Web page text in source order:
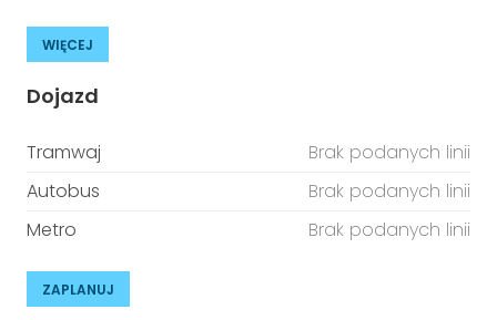
WIĘCEJ
Dojazd
Tramwaj
Brak podanych linii
Autobus
Brak podanych linii
Metro
Brak podanych linii
ZAPLANUJ